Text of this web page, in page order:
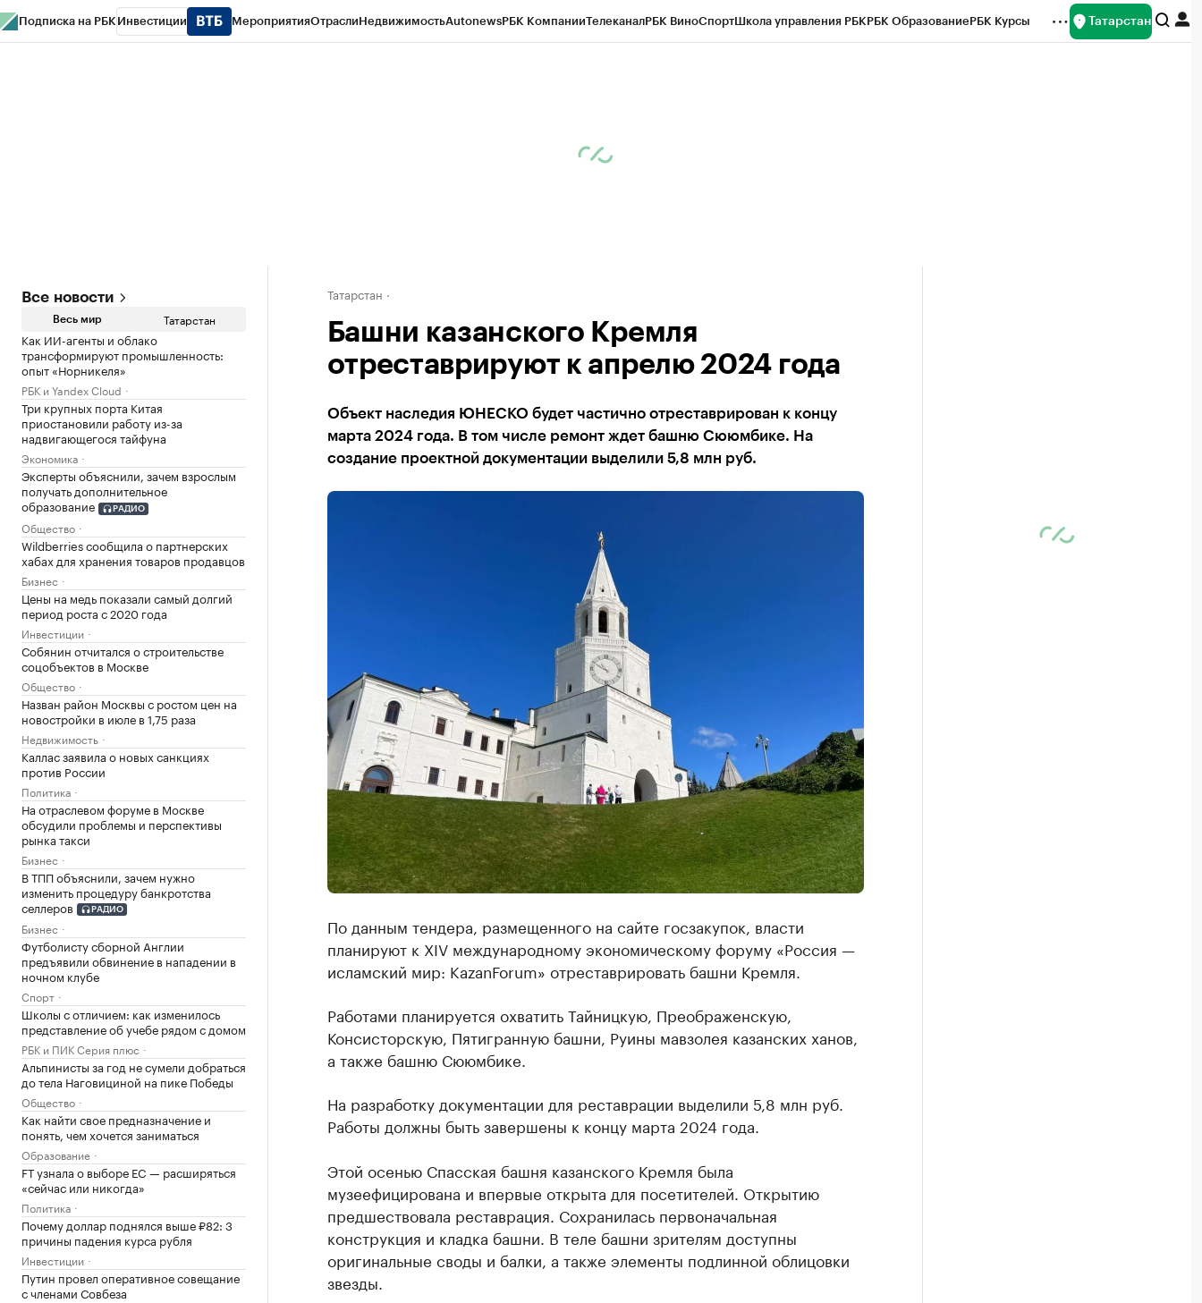
Подписка на РБК Инвестиции МероприятияОтраслиНедвижимостьAutonewsРБК КомпанииТелеканалРБК ВиноСпортШкола управления РБКРБК ОбразованиеРБК Курсы Татарстан
Все новости
Весь мир Татарстан
Как ИИ-агенты и облако
трансформируют промышленность:
опыт «Норникеля»
РБК и Yandex Cloud
Три крупных порта Китая
приостановили работу из-за
надвигающегося тайфуна
Экономика
Эксперты объяснили, зачем взрослым
получать дополнительное
образование
РАДИО
Общество
Wildberries сообщила о партнерских
хабах для хранения товаров продавцов
Бизнес
Цены на медь показали самый долгий
период роста с 2020 года
Инвестиции
Собянин отчитался о строительстве
соцобъектов в Москве
Общество
Назван район Москвы с ростом цен на
новостройки в июле в 1,75 раза
Недвижимость
Каллас заявила о новых санкциях
против России
Политика
На отраслевом форуме в Москве
обсудили проблемы и перспективы
рынка такси
Бизнес
В ТПП объяснили, зачем нужно
изменить процедуру банкротства
селлеров
РАДИО
Бизнес
Футболисту сборной Англии
предъявили обвинение в нападении в
ночном клубе
Спорт
Школы с отличием: как изменилось
представление об учебе рядом с домом
РБК и ПИК Серия плюс
Альпинисты за год не сумели добраться
до тела Наговициной на пике Победы
Общество
Как найти свое предназначение и
понять, чем хочется заниматься
Образование
FT узнала о выборе ЕС — расширяться
«сейчас или никогда»
Политика
Почему доллар поднялся выше ₽82: 3
причины падения курса рубля
Инвестиции
Путин провел оперативное совещание
с членами Совбеза
Татарстан
Башни казанского Кремля
отреставрируют к апрелю 2024 года
Объект наследия ЮНЕСКО будет частично отреставрирован к концу
марта 2024 года. В том числе ремонт ждет башню Сююмбике. Hа
создание проектной документации выделили 5,8 млн руб.
По данным тендера, размещенного на сайте госзакупок, власти
планируют к XIV международному экономическому форуму «Россия —
исламский мир: KazanForum» отреставрировать башни Кремля.
Работами планируется охватить Тайницкую, Преображенскую,
Консисторскую, Пятигранную башни, Руины мавзолея казанских ханов,
а также башню Сююмбике.
На разработку документации для реставрации выделили 5,8 млн руб.
Работы должны быть завершены к концу марта 2024 года.
Этой осенью Спасская башня казанского Кремля была
музеефицирована и впервые открыта для посетителей. Открытию
предшествовала реставрация. Сохранилась первоначальная
конструкция и кладка башни. В теле башни зрителям доступны
оригинальные своды и балки, а также элементы подлинной облицовки
звезды.